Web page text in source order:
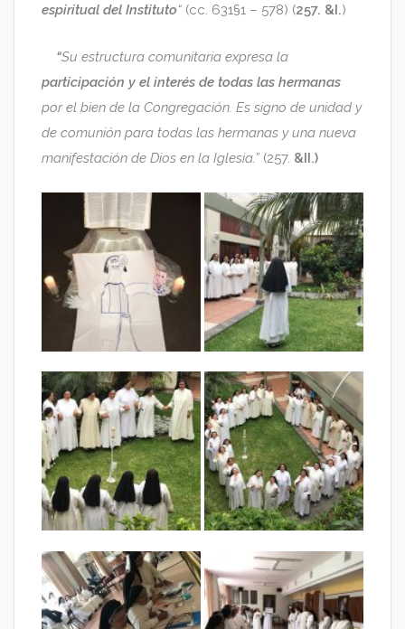
espiritual del Instituto“ (cc. 631§1 – 578) (257. &I.)
“Su estructura comunitaria expresa la
participación y el interés de todas las hermanas
por el bien de la Congregación. Es signo de unidad y
de comunión para todas las hermanas y una nueva
manifestación de Dios en la Iglesia.” (257. &II.)